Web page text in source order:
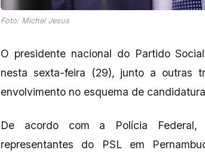
Foto: Michel Jesus
O presidente nacional do Partido
nesta sexta-feira (29), junto a outras
envolvimento no esquema de
De acordo com a Polícia Federal,
representantes do PSL em